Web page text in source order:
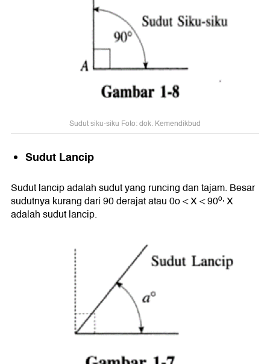
Sudut siku-siku Foto: dok. Kemendikbud
Sudut Lancip
Sudut lancip adalah sudut yang runcing dan tajam. Besar
sudutnya kurang dari 90 derajat atau 0o < X < 90o, X
adalah sudut lancip.